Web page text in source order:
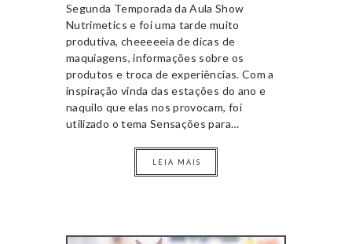
Segunda Temporada da Aula Show
Nutrimetics e foi uma tarde muito
produtiva, cheeeeeia de dicas de
maquiagens, informações sobre os
produtos e troca de experiências. Com a
inspiração vinda das estações do ano e
naquilo que elas nos provocam, foi
utilizado o tema Sensações para…
LEIA MAIS